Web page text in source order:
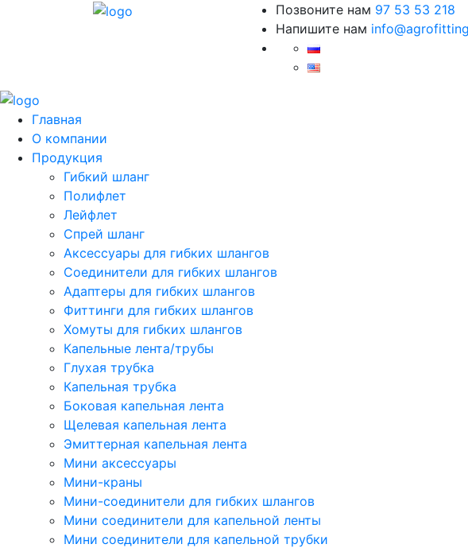
Позвоните нам 97 53 53 218
Напишите нам
Главная
О компании
Продукция
Гибкий шланг
Полифлет
Лейфлет
Спрей шланг
Аксессуары для гибких шлангов
Соединители для гибких шлангов
Адаптеры для гибких шлангов
Фиттинги для гибких шлангов
Хомуты для гибких шлангов
Капельные лента/трубы
Глухая трубка
Капельная трубка
Боковая капельная лента
Щелевая капельная лента
Эмиттерная капельная лента
Мини аксессуары
Мини-краны
Мини-соединители для гибких шлангов
Мини соединители для капельной ленты
Мини соединители для капельной трубки